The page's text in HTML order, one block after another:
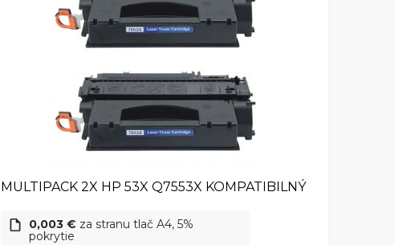
MULTIPACK 2X HP 53X Q7553X KOMPATIBILNÝ
0,003 € za stranu tlač A4, 5%
pokrytie